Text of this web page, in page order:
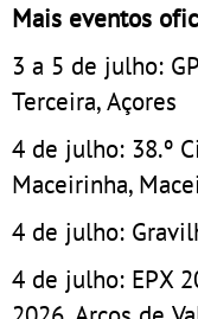
Mais eventos
3 a 5 de julho:
Terceira, Açores
4 de julho: 38.º
Maceirinha,
4 de julho:
4 de julho: EPX